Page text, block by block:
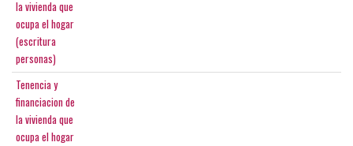
la vivienda que
ocupa el hogar
(escritura
personas)
Tenencia y
financiacion de
la vivienda que
ocupa el hogar